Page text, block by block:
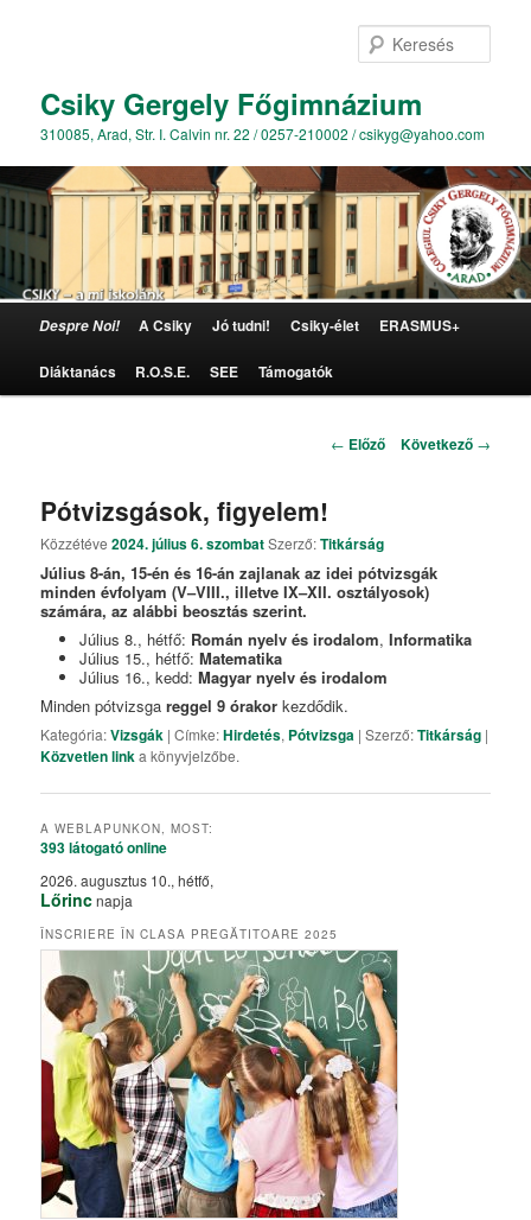
Csiky Gergely Főgimnázium
310085, Arad, Str. I. Calvin nr. 22 / 0257-210002 / csikyg@yahoo.com
Tovább az elsődleges tartalomra
Despre Noi! A Csiky Jó tudni! Csiky-élet ERASMUS+
Diáktanács R.O.S.E. SEE Támogatók
Bejegyzés navigáció
← Előző Következő →
Pótvizsgások, figyelem!
Közzétéve2024. július 6. szombatSzerző:Titkárság
Július 8-án, 15-én és 16-án zajlanak az idei pótvizsgák
minden évfolyam (V–VIII., illetve IX–XII. osztályosok)
számára, az alábbi beosztás szerint.
Július 8., hétfő: Román nyelv és irodalom, Informatika
Július 15., hétfő: Matematika
Július 16., kedd: Magyar nyelv és irodalom
Minden pótvizsgareggel 9 órakorkezdődik.
Kategória:Vizsgák | Címke:Hirdetés, Pótvizsga | Szerző:Titkárság |
Közvetlen linka könyvjelzőbe.
A WEBLAPUNKON, MOST:
393 látogatóonline
2026. augusztus 10., hétfő,
Lőrincnapja
ÎNSCRIERE ÎN CLASA PREGĂTITOARE 2025